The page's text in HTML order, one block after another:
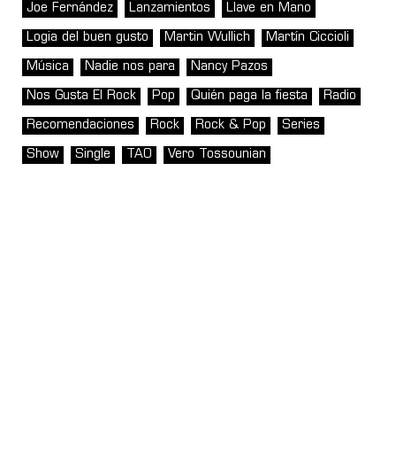
Joe Fernández Lanzamientos Llave en Mano
Logia del buen gusto Martin Wullich Martín Ciccioli
Música Nadie nos para Nancy Pazos
Nos Gusta El Rock Pop Quién paga la fiesta Radio
Recomendaciones Rock Rock & Pop Series
Show Single TAO Vero Tossounian